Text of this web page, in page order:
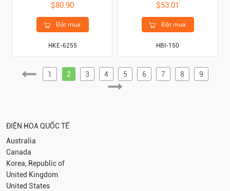
$80.90
Đặt mua
HKE-6255
$53.01
Đặt mua
HBI-150
1 2 3 4 5 6 7 8 9
ĐIỆN HOA QUỐC TẾ
Australia
Canada
Korea, Republic of
United Kingdom
United States